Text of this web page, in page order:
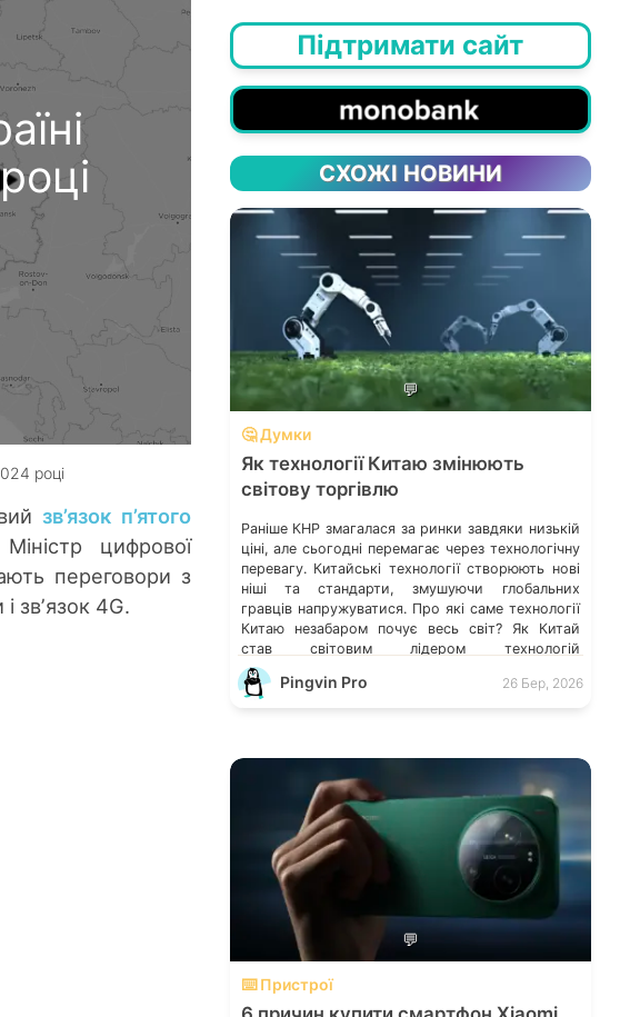
році
зв’язок п’ятого
цифрової
переговори з
звʼязок 4G.
Підтримати сайт
СХОЖІ НОВИНИ
💬
🤔 Думки
Як технології Китаю змінюють
світову торгівлю
Раніше КНР змагалася за ринки завдяки низькій
ціні, але сьогодні перемагає через технологічну
перевагу. Китайські технології створюють нові
ніші та стандарти, змушуючи глобальних
гравців напружуватися. Про які саме технології
Китаю незабаром почує весь світ? Як Китай
став світовим лідером технологій
Технологічність країни — це не випадковість, а
результат колосальних державних інвестицій,
Pingvin Pro 26 Бер, 2026
💬
⌨️ Пристрої